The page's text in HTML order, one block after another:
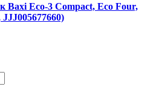
Baxi Eco-3 Compact, Eco Four,